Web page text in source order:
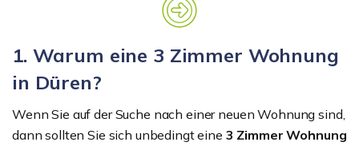
1. Warum eine 3 Zimmer Wohnung
in Düren?
Wenn Sie auf der Suche nach einer neuen Wohnung sind,
dann sollten Sie sich unbedingt eine 3 Zimmer Wohnung